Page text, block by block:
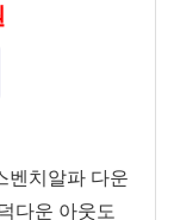
벤치알파 다운
다운 아웃도